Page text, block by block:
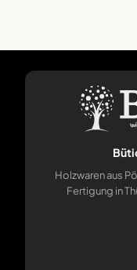
Holzwaren aus
Fertigung in